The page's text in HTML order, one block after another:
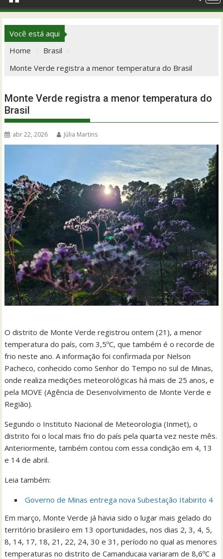
Você está aqui
Home
Brasil
Monte Verde registra a menor temperatura do Brasil
Monte Verde registra a menor temperatura do
Brasil
abr 22, 2026 Júlia Martins
O distrito de Monte Verde registrou ontem (21), a menor
temperatura do país, com 3,5ºC, que também é o recorde de
frio neste ano. A informação foi confirmada por Nelson
Pacheco, conhecido como Senhor do Tempo no sul de Minas,
onde realiza medições meteorológicas há mais de 25 anos, e
pela MOVE (Agência de Desenvolvimento de Monte Verde e
Região).
Segundo o Instituto Nacional de Meteorologia (Inmet), o
distrito foi o local mais frio do país pela quarta vez neste mês.
Anteriormente, também contou com essa condição em 4, 13
e 14 de abril.
Leia também:
Governo de Minas entrega nova Subestação Itabirito 4
Em março, Monte Verde já havia sido o lugar mais gelado do
território brasileiro em 13 oportunidades, nos dias 2, 3, 4, 5,
8, 14, 17, 18, 21, 22, 24, 30 e 31, período no qual as menores
temperaturas no distrito de Camanducaia variaram de 8,6ºC a